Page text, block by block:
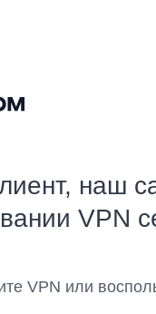
наш
VPN
VPN или